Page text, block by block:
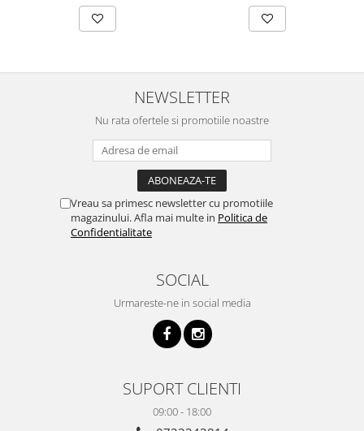
NEWSLETTER
Nu rata ofertele si promotiile noastre
Vreau sa primesc newsletter cu promotiile
magazinului. Afla mai multe in Politica de
Confidentialitate
SOCIAL
Urmareste-ne in social media
SUPORT CLIENTI
09:00 - 18:00